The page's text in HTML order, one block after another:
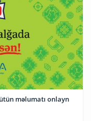
məlumatı onlayn